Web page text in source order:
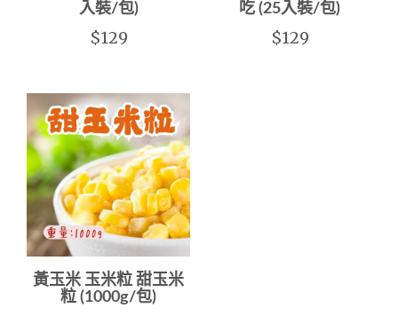
入裝/包)
$129
吃 (25入裝/包)
$129
黃玉米 玉米粒 甜玉米
粒 (1000g/包)